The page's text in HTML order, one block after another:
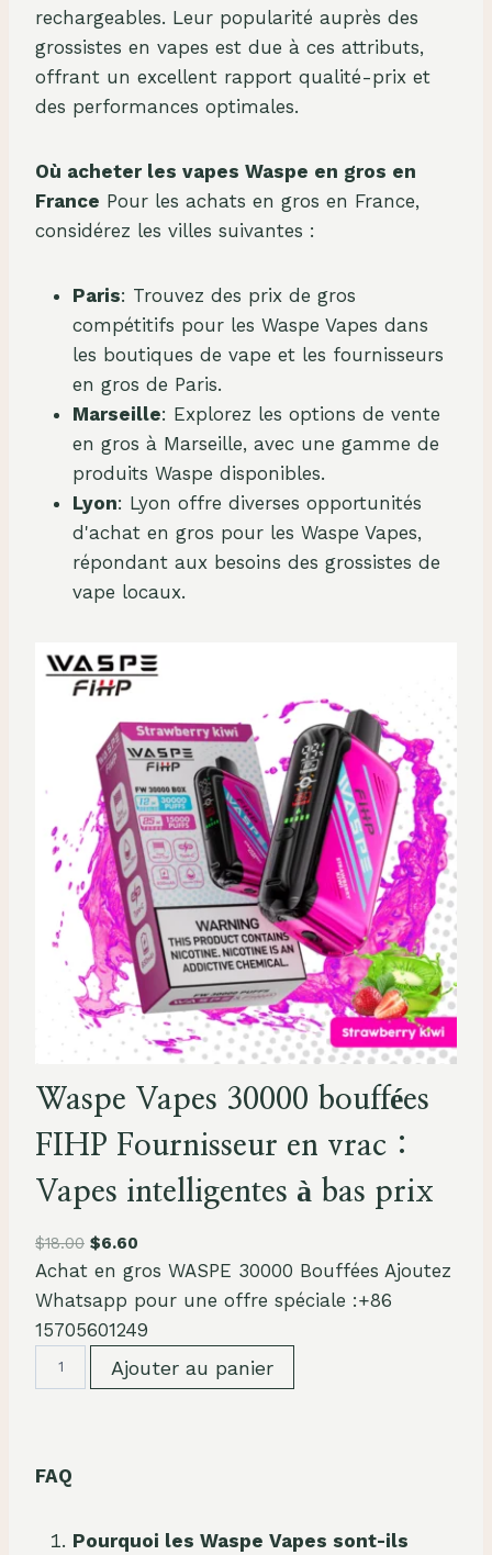
rechargeables. Leur popularité auprès des
grossistes en vapes est due à ces attributs,
offrant un excellent rapport qualité-prix et
des performances optimales.
Où acheter les vapes Waspe en gros en
France Pour les achats en gros en France,
considérez les villes suivantes :
Paris: Trouvez des prix de gros
compétitifs pour les Waspe Vapes dans
les boutiques de vape et les fournisseurs
en gros de Paris.
Marseille: Explorez les options de vente
en gros à Marseille, avec une gamme de
produits Waspe disponibles.
Lyon: Lyon offre diverses opportunités
d'achat en gros pour les Waspe Vapes,
répondant aux besoins des grossistes de
vape locaux.
Waspe Vapes 30000 bouffées
FIHP Fournisseur en vrac :
Vapes intelligentes à bas prix
$18.00 $6.60
Achat en gros WASPE 30000 Bouffées Ajoutez
Whatsapp pour une offre spéciale :+86
15705601249
u
t
Ajouter au panier
FAQ
Pourquoi les Waspe Vapes sont-ils